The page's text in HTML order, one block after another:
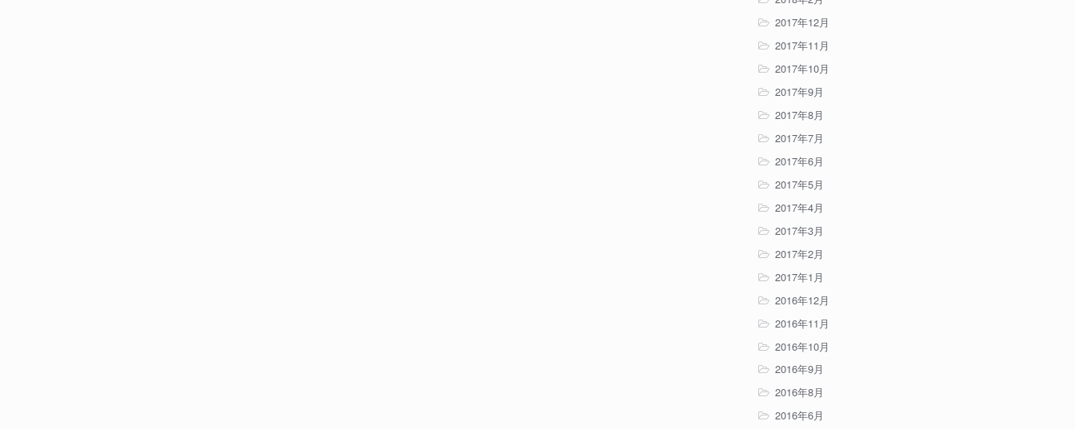
2017年12月
2017年11月
2017年10月
2017年9月
2017年8月
2017年7月
2017年6月
2017年5月
2017年4月
2017年3月
2017年2月
2017年1月
2016年12月
2016年11月
2016年10月
2016年9月
2016年8月
2016年6月